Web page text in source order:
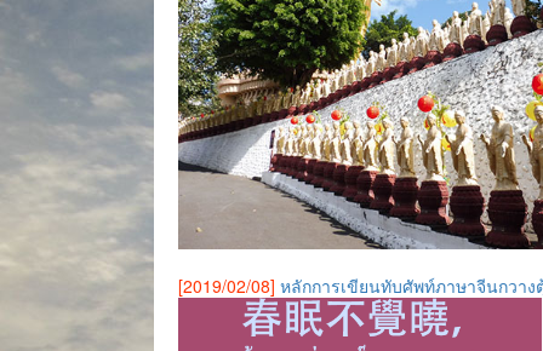
[2019/02/08] หลักการเขียนทับศัพท์ภาษาจีนกวาง